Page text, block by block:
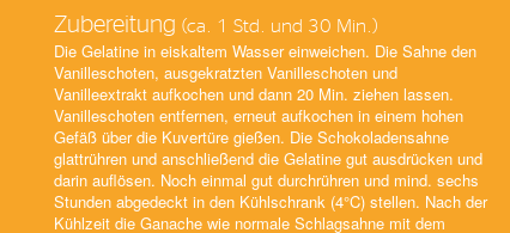
Zubereitung (ca. 1 Std. und 30 Min.)
Die Gelatine in eiskaltem Wasser einweichen. Die Sahne den
Vanilleschoten, ausgekratzten Vanilleschoten und
Vanilleextrakt aufkochen und dann 20 Min. ziehen lassen.
Vanilleschoten entfernen, erneut aufkochen in einem hohen
Gefäß über die Kuvertüre gießen. Die Schokoladensahne
glattrühren und anschließend die Gelatine gut ausdrücken und
darin auflösen. Noch einmal gut durchrühren und mind. sechs
Stunden abgedeckt in den Kühlschrank (4°C) stellen. Nach der
Kühlzeit die Ganache wie normale Schlagsahne mit dem